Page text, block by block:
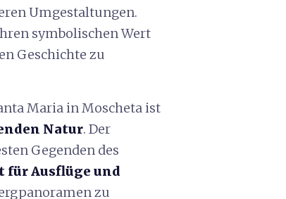
Umgestaltungen.
symbolischen Wert
Geschichte zu
Maria in Moscheta ist
Natur. Der
Gegenden des
für Ausflüge und
zu